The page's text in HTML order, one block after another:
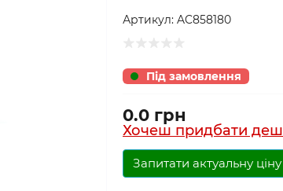
Артикул: AC858180
Під замовлення
0.0 грн
Хочеш придбати
Запитати актуальну ціну